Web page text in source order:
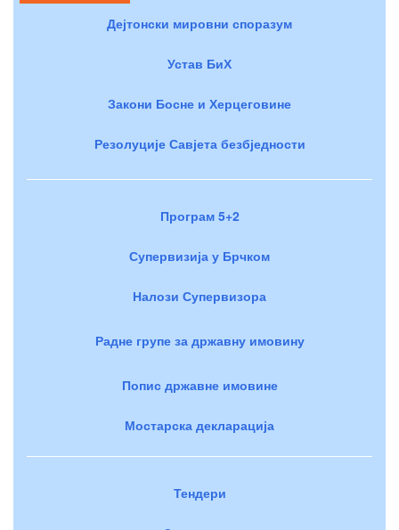
Дејтонски мировни споразум
Устав БиХ
Закони Босне и Херцеговине
Резолуције Савјета безбједности
Програм 5+2
Супервизија у Брчком
Налози Супервизора
Радне групе за државну имовину
Попис државне имовине
Мостарска декларација
Тендери